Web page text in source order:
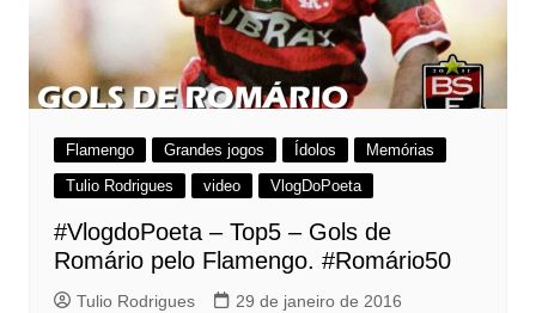
Flamengo Grandes jogos Ídolos
Memórias
Tulio Rodrigues
video VlogDoPoeta
#VlogdoPoeta – Top5 – Gols de
Romário pelo Flamengo. #Romário50
Tulio Rodrigues 29 de janeiro de 2016